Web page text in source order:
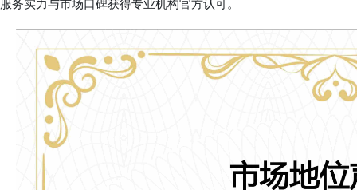
服务实力与市场口碑获得专业机构官方认可。